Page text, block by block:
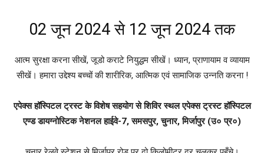
02 जून 2024 से 12 जून 2024 तक
आत्म सुरक्षा करना सीखें, जूडो कराटे नियुद्धम सीखें। ध्यान, प्राणायाम व व्यायाम
सीखें। हमारा उद्देश्य बच्चों की शारीरिक, आत्मिक एवं सामाजिक उन्नति करना !
एपेक्स हॉस्पिटल ट्रस्ट के विशेष सहयोग से शिविर स्थल एपेक्स ट्रस्ट हॉस्पिटल
एण्ड डायग्नोस्टिक नेशनल हाईवे-7, समसपुर, चुनार, मिर्जापुर (उ० प्र०)